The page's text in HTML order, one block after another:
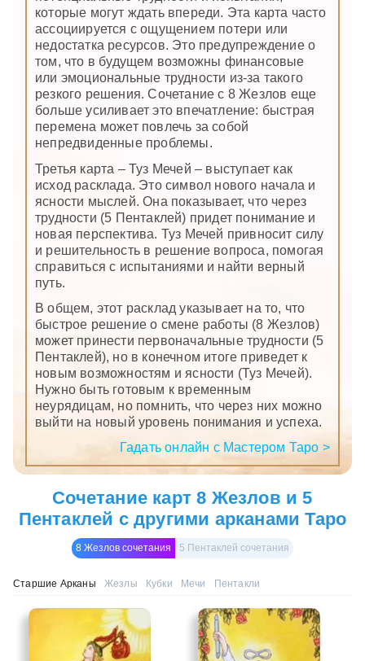
которые могут ждать впереди. Эта карта часто
ассоциируется с ощущением потери или
недостатка ресурсов. Это предупреждение о
том, что в будущем возможны финансовые
или эмоциональные трудности из-за такого
резкого решения. Сочетание с 8 Жезлов еще
больше усиливает это впечатление: быстрая
перемена может повлечь за собой
непредвиденные проблемы.
Третья карта – Туз Мечей – выступает как
исход расклада. Это символ нового начала и
ясности мыслей. Она показывает, что через
трудности (5 Пентаклей) придет понимание и
новая перспектива. Туз Мечей привносит силу
и решительность в решение вопроса, помогая
справиться с испытаниями и найти верный
путь.
В общем, этот расклад указывает на то, что
быстрое решение о смене работы (8 Жезлов)
может принести первоначальные трудности (5
Пентаклей), но в конечном итоге приведет к
новым возможностям и ясности (Туз Мечей).
Нужно быть готовым к временным
неурядицам, но помнить, что через них можно
выйти на новый уровень понимания и успеха.
Гадать онлайн с Мастером Таро >
Сочетание карт 8 Жезлов и 5
Пентаклей с другими арканами Таро
8 Жезлов сочетания 5 Пентаклей сочетания
Старшие Арканы Жезлы Кубки Мечи Пентакли